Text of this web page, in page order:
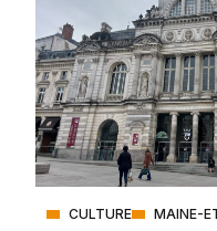
CULTURE MAINE-